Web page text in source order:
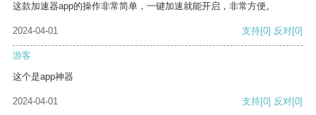
这款加速器app的操作非常简单，一键加速就能开启，非常方便。
2024-04-01 支持[0] 反对[0]
游客
这个是app神器
2024-04-01 支持[0] 反对[0]